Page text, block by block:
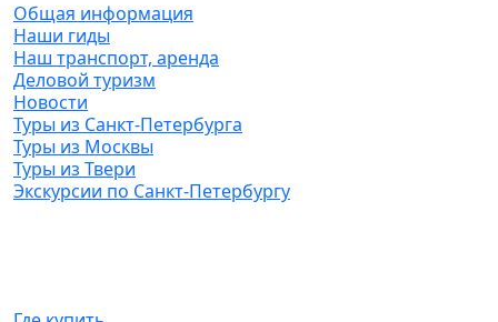
Общая информация
Наши гиды
Наш транспорт, аренда
Деловой туризм
Новости
Туры из Санкт-Петербурга
Туры из Москвы
Туры из Твери
Экскурсии по Санкт-Петербургу